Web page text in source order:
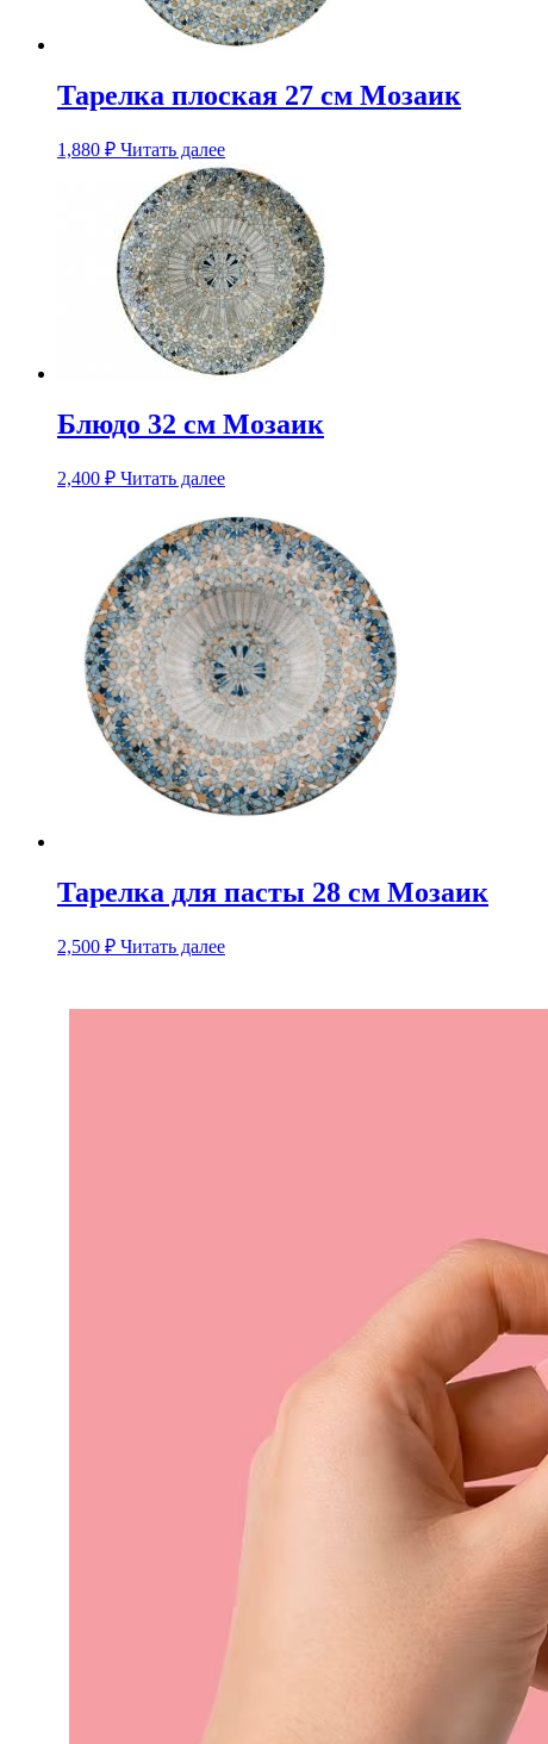
Тарелка плоская 27 см Мозаик
1,880 ₽ Читать далее
Блюдо 32 см Мозаик
2,400 ₽ Читать далее
Тарелка для пасты 28 см Мозаик
2,500 ₽ Читать далее